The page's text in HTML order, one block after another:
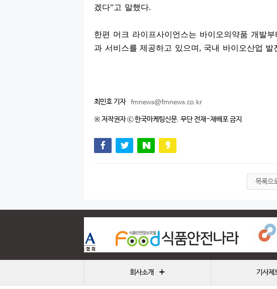
겠다”고 말했다.
한편 머크 라이프사이언스는 바이오의약품 개발
과 서비스를 제공하고 있으며 , 국내 바이오산업
최민호 기자 fmnews@fmnews.co.kr
※ 저작권자 ⓒ 한국마케팅신문. 무단 전재-재배포 금지
목록으
회사소개 + 기사제